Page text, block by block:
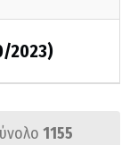
2023)
1155